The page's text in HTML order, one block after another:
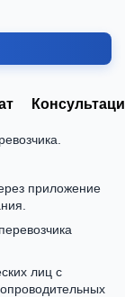
приложение
лиц с